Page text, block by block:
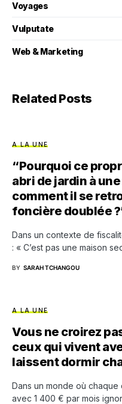
Voyages
Vulputate
Web & Marketing
Related Posts
A LA UNE
“Pourquoi ce
abri de jardin à
comment il se
foncière doublée
Dans un contexte de
: « C’est pas une maison
BY SARAH TCHANGOU
A LA UNE
Vous ne croirez
ceux qui vivent
laissent dormir
Dans un monde où
avec 1 400 € par mois